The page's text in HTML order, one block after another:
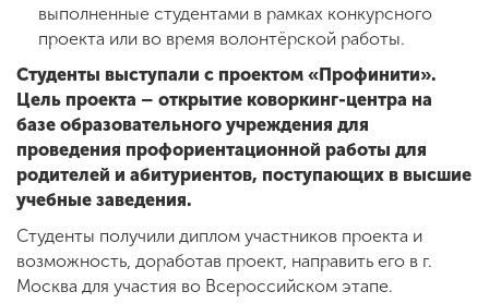
выполненные студентами в рамках конкурсного
проекта или во время волонтёрской работы.
Студенты выступали с проектом «Профинити».
Цель проекта – открытие коворкинг-центра на
базе образовательного учреждения для
проведения профориентационной работы для
родителей и абитуриентов, поступающих в высшие
учебные заведения.
Студенты получили диплом участников проекта и
возможность, доработав проект, направить его в г.
Москва для участия во Всероссийском этапе.